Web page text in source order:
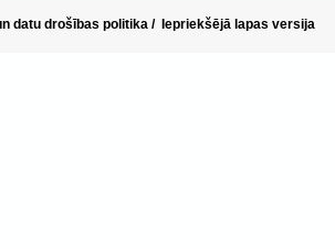
datu drošības politika / Iepriekšējā lapas versija